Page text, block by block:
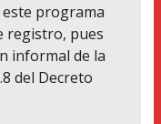
programa
registro, pues
informal de la
del Decreto